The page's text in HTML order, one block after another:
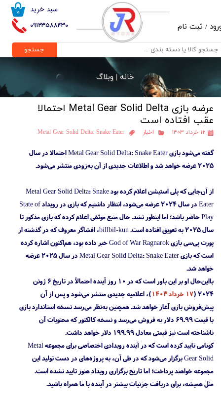
09123588430
۰ سبد خرید
/ ثبت نام
حساب کاربری من
تغییر گذر واژه
خروج از حساب کاربری
جستجو
خانه |وبلاگ
عرضه بازی Metal Gear Solid Delta احتمالا
عقب افتاده است
۱۲ خرداد ۱۴۰۳ اخبار Metal Gear Solid Delta: Snake Eater
گفته می‌شود بازی Metal Gear Solid Delta: Snake Eater احتمالا در سال
۲۰۲۵ عرضه خواهد شد و اطلاعات جدیدی از آن به‌زودی منتشر می‌شود.
از آن‌جایی که پلی استیشن اعلام کرده بود Metal Gear Solid Delta: Snake
Eater در سال ۲۰۲۴ عرضه می‌شود، انتظار داشتیم که بازی در رویداد State of
Play حاضر باشد؛ اما اینطور نشد. حال منبع موثقی اعلام کرده که بازی مذکور تا
سال ۲۰۲۵ به تعویق افتاده است. billbil-kun، افشاگر معروف که در گذشته از
پورت پی‌سی بازی God of War Ragnarok خبر داده بود، هم‌اکنون اشاره کرده
است که بازی Metal Gear Solid Delta: Snake Eater در سال ۲۰۲۵ عرضه
خواهد شد.
بااین‌حال او بر این باور است که در ۱۰ روز آینده احتمالاً در تاریخ ۶ ژوئن
۲۰۲۴ ( ۱۷ خرداد ۱۴۰۳
)، اعلامیه جدیدی منتشر می‌شود و پس از آن
پیش‌فروش بازی آغاز خواهد شد. همچنین به‌نظر می‌رسد نسخه استاندارد بازی
با قیمت ۶۹.۹۹ دلار به فروش می‌رسد و نسخه کالکتور که محتویات آن
ناشناخته است نیز قیمتی معادل ۱۹۹.۹۹ دلار خواهد داشت.
کونامی تایید کرده است که در آینده رویدادی اختصاصی برای مجموعه Metal
Gear Solid برگزار می‌شود که در طی آن، به پروژه‌های در دست تولید این
مجموعه خواهند پرداخت؛ اما تاریخ برگزاری رویداد هنوز تایید نشده است.
مثل همیشه، برای دریافت جزئیات بیشتر در آینده با ما همراه باشید.